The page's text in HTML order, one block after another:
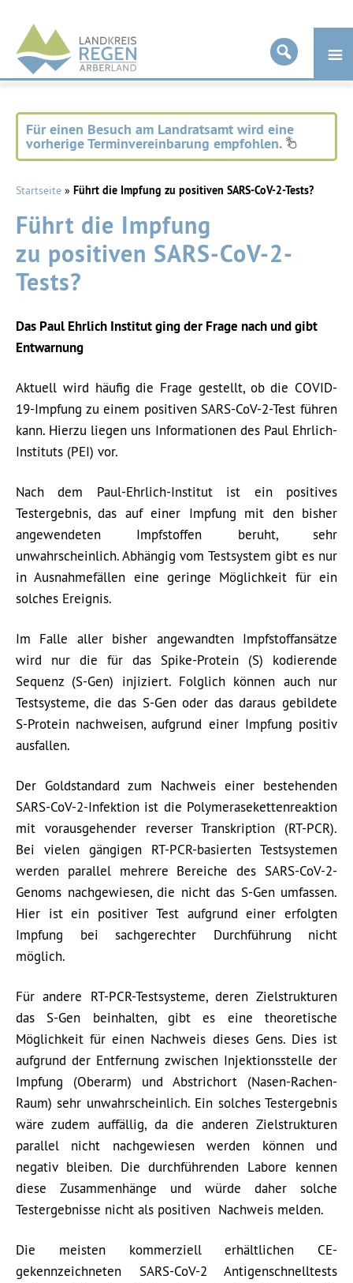
Landkreis
Regen
Für einen Besuch am Landratsamt wird eine
vorherige Terminvereinbarung empfohlen.
Startseite » Führt die Impfung zu positiven SARS-CoV-2-Tests?
Führt die Impfung
zu positiven SARS-CoV-2-
Tests?
Das Paul Ehrlich Institut ging der Frage nach und gibt
Entwarnung
Aktuell wird häufig die Frage gestellt, ob die COVID-
19-Impfung zu einem positiven SARS-CoV-2-Test führen
kann. Hierzu liegen uns Informationen des Paul Ehrlich-
Instituts (PEI) vor.
Nach dem Paul-Ehrlich-Institut ist ein positives
Testergebnis, das auf einer Impfung mit den bisher
angewendeten Impfstoffen beruht, sehr
unwahrscheinlich. Abhängig vom Testsystem gibt es nur
in Ausnahmefällen eine geringe Möglichkeit für ein
solches Ereignis.
Im Falle aller bisher angewandten Impfstoffansätze
wird nur die für das Spike-Protein (S) kodierende
Sequenz (S-Gen) injiziert. Folglich können auch nur
Testsysteme, die das S-Gen oder das daraus gebildete
S-Protein nachweisen, aufgrund einer Impfung positiv
ausfallen.
Der Goldstandard zum Nachweis einer bestehenden
SARS-CoV-2-Infektion ist die Polymerasekettenreaktion
mit vorausgehender reverser Transkription (RT-PCR).
Bei vielen gängigen RT-PCR-basierten Testsystemen
werden parallel mehrere Bereiche des SARS-CoV-2-
Genoms nachgewiesen, die nicht das S-Gen umfassen.
Hier ist ein positiver Test aufgrund einer erfolgten
Impfung bei sachgerechter Durchführung nicht
möglich.
Für andere RT-PCR-Testsysteme, deren Zielstrukturen
das S-Gen beinhalten, gibt es eine theoretische
Möglichkeit für einen Nachweis dieses Gens. Dies ist
aufgrund der Entfernung zwischen Injektionsstelle der
Impfung (Oberarm) und Abstrichort (Nasen-Rachen-
Raum) sehr unwahrscheinlich. Ein solches Testergebnis
wäre zudem auffällig, da die anderen Zielstrukturen
parallel nicht nachgewiesen werden können und
negativ bleiben. Die durchführenden Labore kennen
diese Zusammenhänge und würde daher solche
Testergebnisse nicht als positiven Nachweis melden.
Die meisten kommerziell erhältlichen CE-
gekennzeichneten SARS-CoV-2 Antigenschnelltests